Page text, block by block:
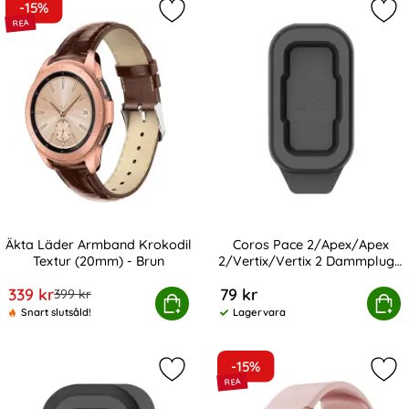
-15%
Äkta Läder Armband Krokodil
Textur (20mm) - Brun
rea pris
339 krtidigare pris
399 kr
Snart slutsåld!
Köp
Läder Armband Krokodil Textur (20mm) - Brun
Markera Äkta Läder Armband
Coros Pace 2/Apex/Apex
2/Vertix/Vertix 2 Dammplugg
79 kr
Tillgänglighet:
Lagervara
Köp
Coros Pace 2/Apex/Apex 2/
Markera coros Pace 2/Apex/
-15%